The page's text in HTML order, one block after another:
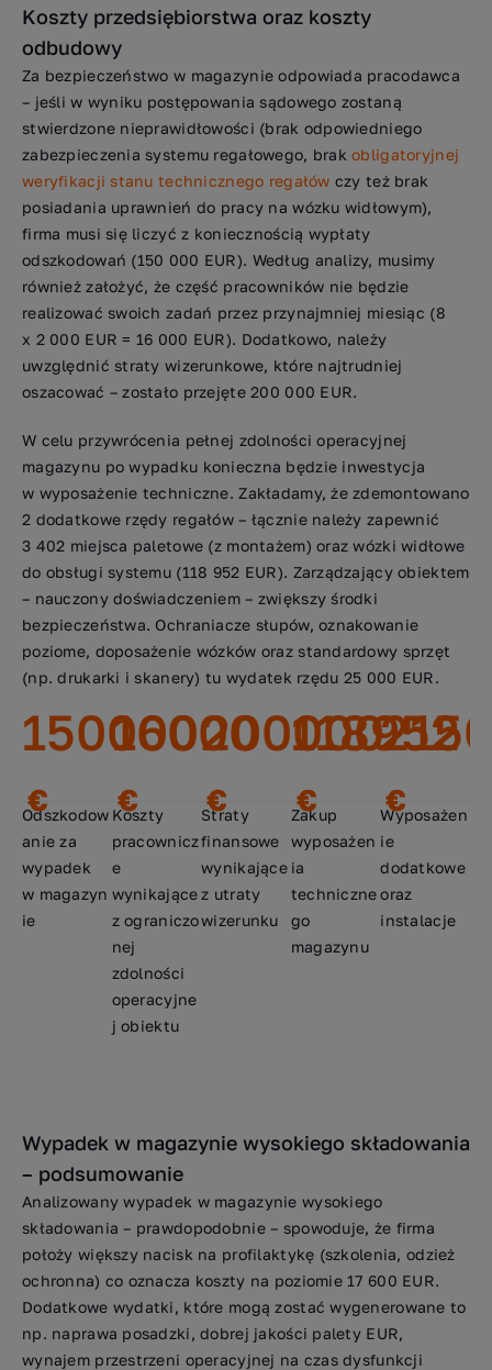
Koszty przedsiębiorstwa oraz koszty
odbudowy
Za bezpieczeństwo w magazynie odpowiada pracodawca
– jeśli w wyniku postępowania sądowego zostaną
stwierdzone nieprawidłowości (brak odpowiedniego
zabezpieczenia systemu regałowego, brakobligatoryjnej
weryfikacji stanu technicznego regałów czy też brak
posiadania uprawnień do pracy na wózku widłowym),
firma musi się liczyć z koniecznością wypłaty
odszkodowań (150 000 EUR). Według analizy, musimy
również założyć, że część pracowników nie będzie
realizować swoich zadań przez przynajmniej miesiąc (8
x 2 000 EUR = 16 000 EUR). Dodatkowo, należy
uwzględnić straty wizerunkowe, które najtrudniej
oszacować – zostało przejęte 200 000 EUR.
W celu przywrócenia pełnej zdolności operacyjnej
magazynu po wypadku konieczna będzie inwestycja
w wyposażenie techniczne. Zakładamy, że zdemontowano
2 dodatkowe rzędy regałów – łącznie należy zapewnić
3 402 miejsca paletowe (z montażem) oraz wózki widłowe
do obsługi systemu (118 952 EUR). Zarządzający obiektem
– nauczony doświadczeniem – zwiększy środki
bezpieczeństwa. Ochraniacze słupów, oznakowanie
poziome, doposażenie wózków oraz standardowy sprzęt
(np. drukarki i skanery) tu wydatek rzędu 25 000 EUR.
150000
€
Odszkodow
anie za
wypadek
w magazyn
ie
16000
€
Koszty
pracownicz
e
wynikające
z ograniczo
nej
zdolności
operacyjne
j obiektu
200000
€
Straty
finansowe
wynikające
z utraty
wizerunku
118952
€
Zakup
wyposażen
ia
techniczne
go
magazynu
€
Wyposażen
ie
dodatkowe
oraz
instalacje
Wypadek w magazynie wysokiego składowania
– podsumowanie
Analizowany wypadek w magazynie wysokiego
składowania – prawdopodobnie – spowoduje, że firma
położy większy nacisk na profilaktykę (szkolenia, odzież
ochronna) co oznacza koszty na poziomie 17 600 EUR.
Dodatkowe wydatki, które mogą zostać wygenerowane to
np. naprawa posadzki, dobrej jakości palety EUR,
wynajem przestrzeni operacyjnej na czas dysfunkcji